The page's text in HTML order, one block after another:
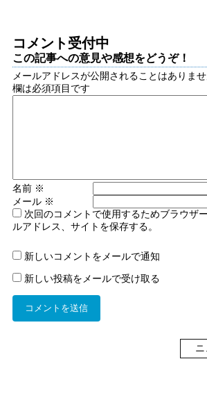
コメント受付中
この記事への意見や感想をどうぞ！
メールアドレスが公開されることはありませ
欄は必須項目です
名前 ※
メール ※
次回のコメントで使用するためブラウザ
ルアドレス、サイトを保存する。
新しいコメントをメールで通知
新しい投稿をメールで受け取る